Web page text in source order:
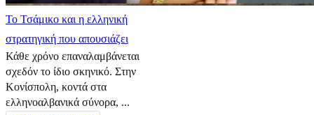
​Το Τσάμικο και η ελληνική
στρατηγική που απουσιάζει
Κάθε χρόνο επαναλαμβάνεται
σχεδόν το ίδιο σκηνικό. Στην
Κονίσπολη, κοντά στα
ελληνοαλβανικά σύνορα, ...